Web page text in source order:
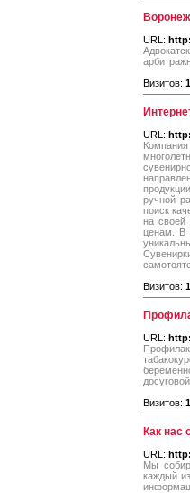
URL:
Визитов:
URL:
ручной
поиск
на своей
ценам. В
Визитов:
URL:
Визитов:
Как нас
URL:
Мы
каждый